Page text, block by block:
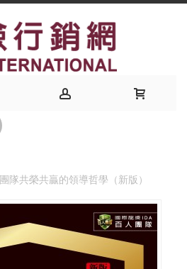
團隊共榮共贏的領導哲學（新版）